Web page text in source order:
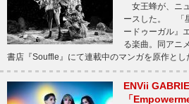
女王蜂が、ニ
ースした。 「
ードゥーガル』
る楽曲。同アニ
書店『Souffle』にて連載中のマンガを原作と
ENVii
「